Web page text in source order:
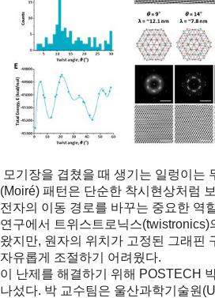
모기장을 겹쳤을 때 생기는 일렁이는
(Moiré) 패턴 은 단순한 착시현상처럼
전자의 이동 경로를 바꾸는 중요한 역
연구에서 트위스트로닉스(twistronics)
왔지만, 원자의 위치가 고정된 그래핀
자유롭게 조절하기 어려웠다.
이 난제를 해결하기 위해 POSTECH
나섰다. 박 교수팀은 울산과학기술원